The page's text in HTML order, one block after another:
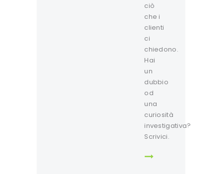
ciò
che i
clienti
ci
chiedono.
Hai
un
dubbio
od
una
curiosità
investigativa?
Scrivici.